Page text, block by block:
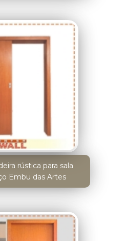
rústica para sala
Embu das Artes